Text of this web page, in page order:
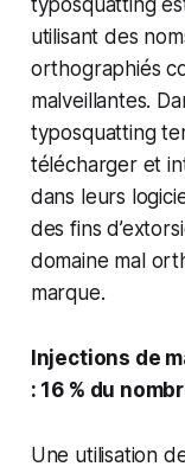
typosquatting
utilisant des
orthographiés
malveillantes.
typosquatting
télécharger et
dans leurs
des fins
domaine mal
marque.
Injections de
: 16 % du
Une utilisation